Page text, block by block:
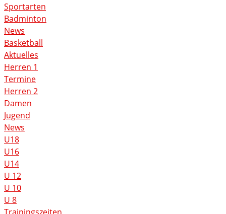
Sportarten
Badminton
News
Basketball
Aktuelles
Herren 1
Termine
Herren 2
Damen
Jugend
News
U18
U16
U14
U 12
U 10
U 8